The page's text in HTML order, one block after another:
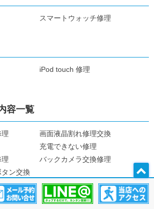
スマートウォッチ修理
iPod touch 修理
容一覧
画面液晶割れ修理交換
充電できない修理
バックカメラ交換修理
ン交換
音量・スピーカー修理
バックパネル修理